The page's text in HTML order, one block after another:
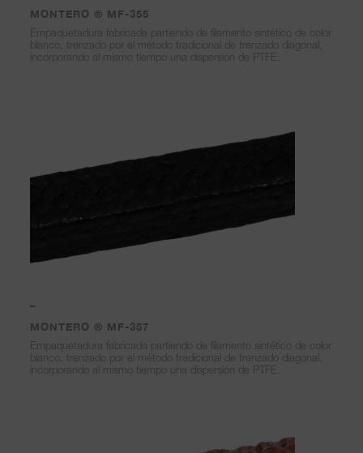
MONTERO ® MF-355
Empaquetadura fabricada partiendo de filamento sintético de color
blanco, trenzado por el método tradicional de trenzado diagonal,
incorporando al mismo tiempo una dispersión de PTFE.
–
MONTERO ® MF-357
Empaquetadura fabricada partiendo de filamento sintético de color
blanco, trenzado por el método tradicional de trenzado diagonal,
incorporando al mismo tiempo una dispersión de PTFE.